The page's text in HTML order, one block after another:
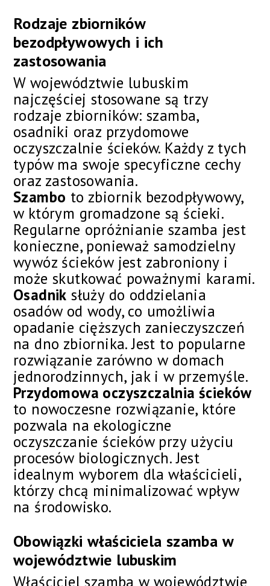
Rodzaje zbiorników
bezodpływowych i ich
zastosowania
W województwie lubuskim
najczęściej stosowane są trzy
rodzaje zbiorników: szamba,
osadniki oraz przydomowe
oczyszczalnie ścieków. Każdy z tych
typów ma swoje specyficzne cechy
oraz zastosowania.
Szambo to zbiornik bezodpływowy,
w którym gromadzone są ścieki.
Regularne opróżnianie szamba jest
konieczne, ponieważ samodzielny
wywóz ścieków jest zabroniony i
może skutkować poważnymi karami.
Osadnik służy do oddzielania
osadów od wody, co umożliwia
opadanie cięższych zanieczyszczeń
na dno zbiornika. Jest to popularne
rozwiązanie zarówno w domach
jednorodzinnych, jak i w przemyśle.
Przydomowa oczyszczalnia ścieków
to nowoczesne rozwiązanie, które
pozwala na ekologiczne
oczyszczanie ścieków przy użyciu
procesów biologicznych. Jest
idealnym wyborem dla właścicieli,
którzy chcą minimalizować wpływ
na środowisko.
Obowiązki właściciela szamba w
województwie lubuskim
Właściciel szamba w województwie